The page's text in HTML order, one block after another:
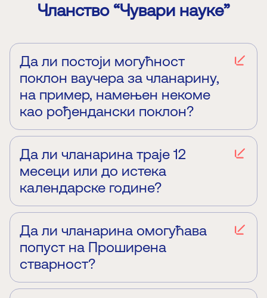
Чланство “Чувари науке”
Да ли постоји могућност
поклон ваучера за чланарину,
на пример, намењен некоме
као рођендански поклон?
туђе име која ће бити дата као поклон другом
лицу.
Да ли чланарина траје 12
месеци или до истека
календарске године?
Да ли чланарина омогућава
попуст на Проширена
стварност?
попуст на Проширена стварност.